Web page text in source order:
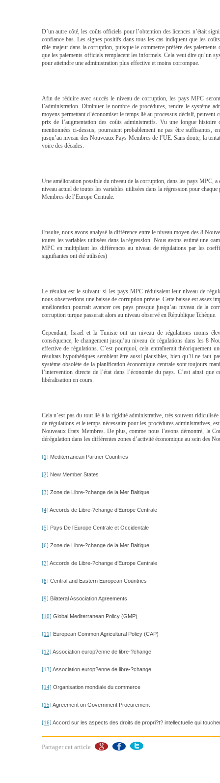
D’un autre côté, les coûts officiels pour l’obtention des licences n’était
confiance bas. Les signes positifs dans tous les cas indiquent que les
rôle majeur dans la corruption, puisque le commerce préfère des
que les paiements officiels remplacent les informels. Cela veut dire qu’un
pour atteindre une administration plus effective et moins corrompue.
Afin de réduire avec succès le niveau de corruption, les pays MPC
l’administration. Diminuer le nombre de procédures, rendre le système
moyens permettant d’économiser le temps lié au processus décisif,
prix de l’augmentation des coûts administratifs. Vu une longue
mentionnées ci-dessus, pourraient probablement ne pas être suffisantes,
jusqu’au niveau des Nouveaux Pays Membres de l’UE. Sans doute, la
voire des décades.
Une amélioration possible du niveau de la corruption, dans les pays MPC, a
niveau actuel de toutes les variables utilisées dans la régression pour
Membres de l’Europe Centrale.
Ensuite, nous avons analysé la différence entre le niveau moyen des 8
toutes les variables utilisées dans la régression. Nous avons estimé une
MPC en multipliant les différences au niveau de régulations par les
signifiantes ont été utilisées)
Le résultat est le suivant: si les pays MPC réduisaient leur niveau de
nous observerions une baisse de corruption prévue. Cette baisse est assez
amélioration pourrait avancer ces pays presque jusqu’au niveau de la
corruption turque passerait alors au niveau observé en République Tchèque.
Cependant, Israël et la Tunisie ont un niveau de régulations moins
conséquence, le changement jusqu’au niveau de régulations dans les 8
effective de régulations. C’est pourquoi, cela entraînerait théoriquement
résultats hypothétiques semblent être aussi plausibles, bien qu’il ne faut
système obsolète de la planification économique centrale sont toujours
l’intervention directe de l’état dans l’économie du pays. C’est ainsi
libéralisation en cours.
Cela n’est pas du tout lié à la rigidité administrative, très souvent
de régulations et le temps nécessaire pour les procédures administratives,
Nouveaux Etats Membres. De plus, comme nous l’avons démontré, la
dérégulation dans les différentes zones d’activité économique au sein des
[1] Mediterranean Partner Countries
[2] New Member States
[3] Zone de Libre-?change de la Mer Baltique
[4] Accords de Libre-?change d’Europe Centrale
[5] Pays De l’Europe Centrale et Occidentale
[6] Zone de Libre-?change de la Mer Baltique
[7] Accords de Libre-?change d’Europe Centrale
[8] Central and Eastern European Countries
[9] Bilateral Association Agreements
[10] Global Mediterranean Policy (GMP)
[11] European Common Agricultural Policy (CAP)
[12] Association europ?enne de libre-?change
[13] Association europ?enne de libre-?change
[14] Organisation mondiale du commerce
[15] Agreement on Government Procurement
[16] Accord sur les aspects des droits de propri?t? intellectuelle qui
Partager cet article